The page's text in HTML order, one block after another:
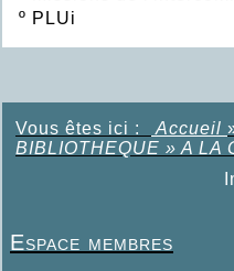
º PLUi
Vous êtes ici : Accueil
BIBLIOTHEQUE » A LA
Espace membres